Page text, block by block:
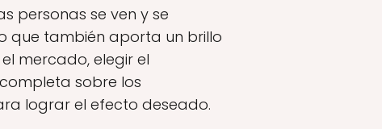
personas se ven y se
que también aporta un brillo
mercado, elegir el
sobre los
lograr el efecto deseado.